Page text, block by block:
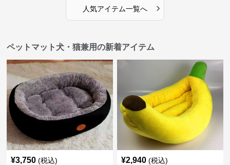
人気アイテム一覧へ ›
ペットマット犬・猫兼用の新着アイテム
¥3,750 (税込) ¥2,940 (税込)